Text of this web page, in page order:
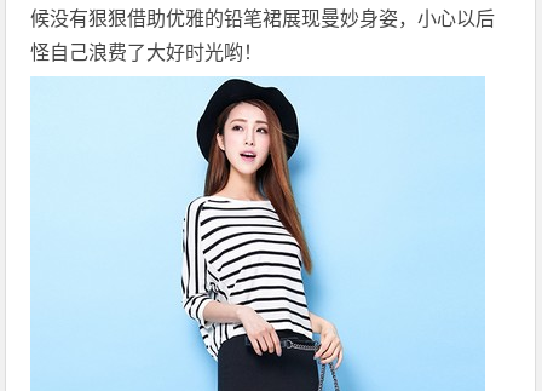
候没有狠狠借助优雅的铅笔裙展现曼妙身姿，小心以后
怪自己浪费了大好时光哟！